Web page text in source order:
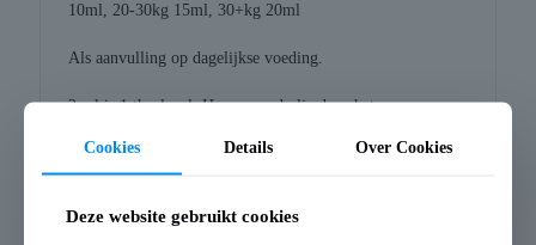
10ml, 20-30kg 15ml, 30+kg 20ml
Als aanvulling op dagelijkse voeding.
2 ml is 1 theelepel. Hennepzaad olie door het voer
Cookies Details Over Cookies
Deze website gebruikt cookies